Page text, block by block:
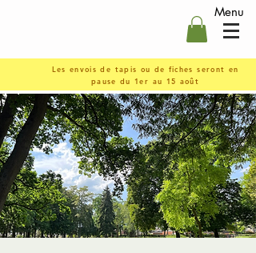
Menu
Les envois de tapis ou de fiches seront en
pause du 1er au 15 août